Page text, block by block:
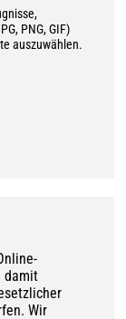
PNG, GIF)
auszuwählen.
damit
Wir